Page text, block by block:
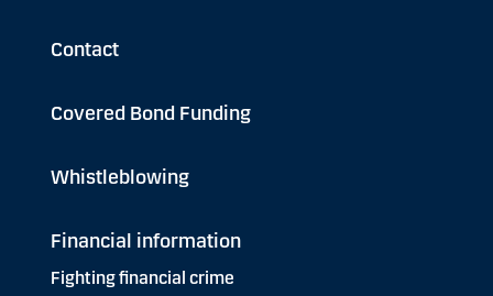
Contact
Covered Bond Funding
Whistleblowing
Financial information
Fighting financial crime